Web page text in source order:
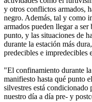
y otros conflictos armados,
negro. Además, tal y como
armados pueden llegar a ser
punto, y las situaciones de
durante la estación más
predecibles e impredecibles
"El confinamiento durante
manifiesto hasta qué punto
silvestres está condicionado
nuestro día a día pre- y